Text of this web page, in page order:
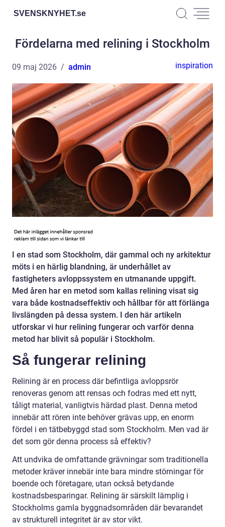
SVENSKNYHET.se
Fördelarna med relining i Stockholm
09 maj 2026 admin inspiration
I en stad som Stockholm, där gammal och ny arkitektur
möts i en härlig blandning, är underhållet av
fastigheters avloppssystem en utmanande uppgift.
Med åren har en metod som kallas relining visat sig
vara både kostnadseffektiv och hållbar för att förlänga
livslängden på dessa system. I den här artikeln
utforskar vi hur relining fungerar och varför denna
metod har blivit så populär i Stockholm.
Så fungerar relining
Relining är en process där befintliga avloppsrör
renoveras genom att rensas och fodras med ett nytt,
tåligt material, vanligtvis härdad plast. Denna metod
innebär att rören inte behöver grävas upp, en enorm
fördel i en tätbebyggd stad som Stockholm. Men vad är
det som gör denna process så effektiv?
Att undvika de omfattande grävningar som traditionella
metoder kräver innebär inte bara mindre störningar för
boende och företagare, utan också betydande
kostnadsbesparingar. Relining är särskilt lämplig i
Stockholms gamla byggnadsområden där bevarandet
av strukturell integritet är av stor vikt.